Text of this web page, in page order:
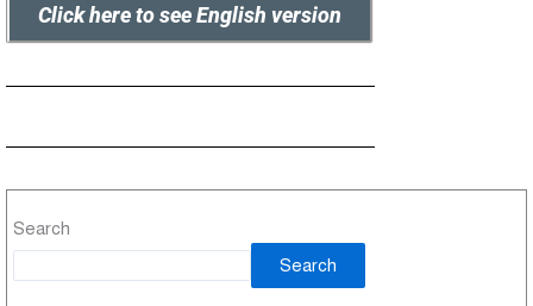
Click here to see English version
Search
Search